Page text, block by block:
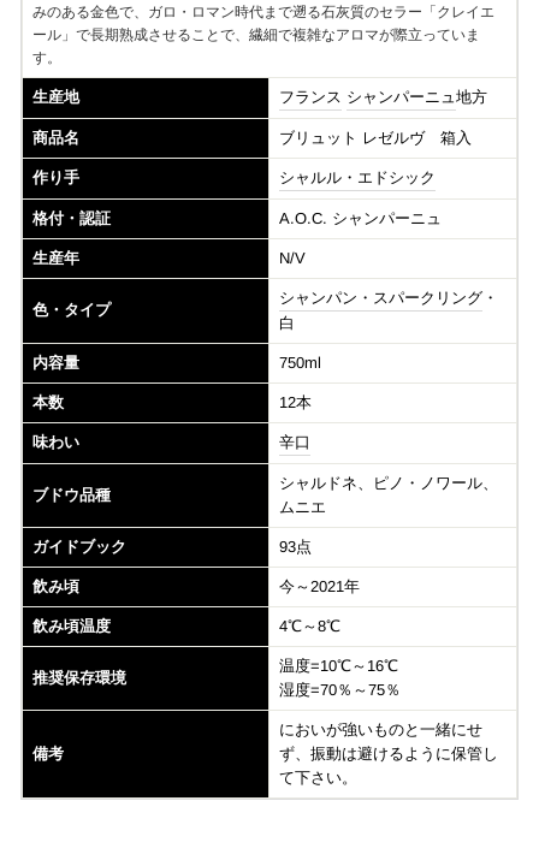
みのある金色で、ガロ・ロマン時代まで遡る石灰質のセラー「クレイエ
ール」で長期熟成させることで、繊細で複雑なアロマが際立っていま
す。
生産地 フランス シャンパーニュ地方
商品名 ブリュット レゼルヴ 箱入
作り手 シャルル・エドシック
格付・認証 A.O.C. シャンパーニュ
生産年 N/V
色・タイプ
シャンパン・スパークリング ・
白
内容量 750ml
本数 12本
味わい 辛口
ブドウ品種
シャルドネ、ピノ・ノワール、
ムニエ
ガイドブック 93点
飲み頃 今～2021年
飲み頃温度 4℃～8℃
推奨保存環境
温度=10℃～16℃
湿度=70％～75％
備考
においが強いものと一緒にせ
ず、振動は避けるように保管し
て下さい。